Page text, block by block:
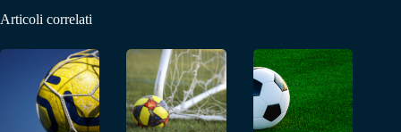
Articoli correlati